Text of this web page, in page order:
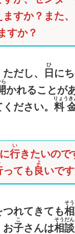
ますか？また
すか？
だし、 日
ひ
に
ら
かれることが
ださい。 料
りょうき
行
い
きたいので
っても 良
よ
いで
つれてきても
そ
お子
こ
さんは相談
そうだん